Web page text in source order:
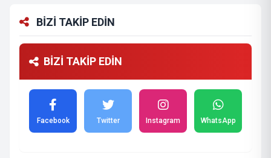
BİZİ TAKİP EDİN
BİZİ TAKİP EDİN
Facebook Twitter Instagram WhatsApp